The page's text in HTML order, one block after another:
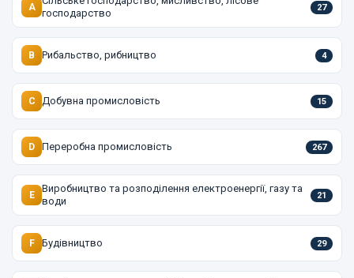
A
господарство
27
B Рибальство, рибництво 4
C Добувна промисловість 15
D Переробна промисловість 267
E
Виробництво та розподілення електроенергії, газу та
води
21
F Будівництво 29